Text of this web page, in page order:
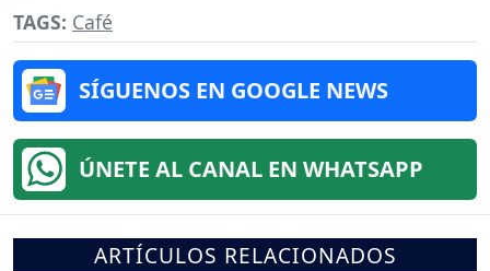
TAGS: Café
SÍGUENOS EN GOOGLE NEWS
ÚNETE AL CANAL EN WHATSAPP
ARTÍCULOS RELACIONADOS